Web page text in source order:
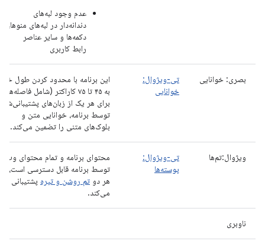
عدم وجود لبه‌های
دندانه‌دار در لبه‌های منوها،
دکمه‌ها و سایر عناصر
رابط کاربری
بصری: خوانایی
تی-ویژوال:
خوانایی
این برنامه با محدود کردن طول خط
به ۴۵ تا ۷۵ کاراکتر (شامل فاصله‌ها)
برای هر یک از زبان‌های پشتیبانی‌شده
توسط برنامه، خوانایی متن و
بلوک‌های متنی را تضمین می‌کند.
ویژوال:تم‌ها
تی-ویژوال:
پوسته‌ها
محتوای برنامه و تمام محتوای وب
توسط برنامه قابل دسترسی است، از
هر دو تم روشن و تیره پشتیبانی
می‌کند.
ناوبری